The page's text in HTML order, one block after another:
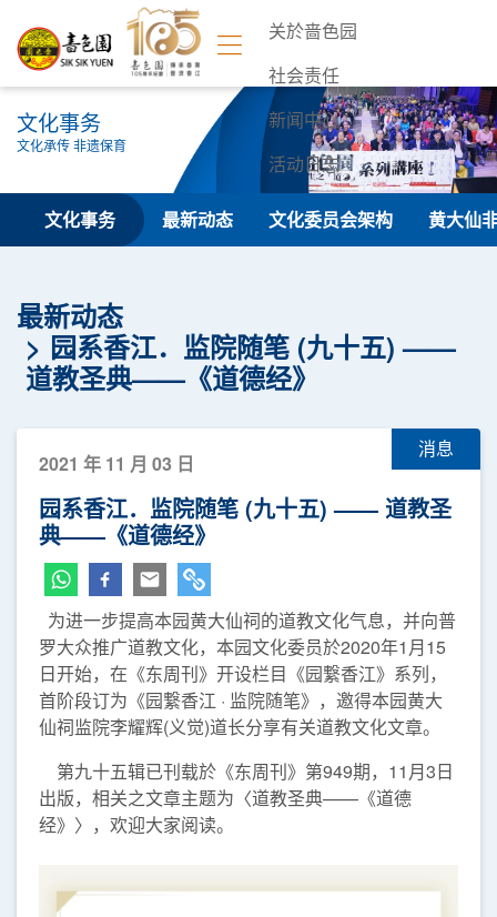
关於啬色园
社会责任
新闻中心
活动日志
联络我们
文化事务
文化承传 非遗保育
文化事务 最新动态 文化委员会架构 黄大仙
最新动态
园系香江．监院随笔 (九十五) ——
道教圣典——《道德经》
消息
2021 年 11 月 03 日
园系香江．监院随笔 (九十五) —— 道教圣
典——《道德经》
为进一步提高本园黄大仙祠的道教文化气息，并向普
罗大众推广道教文化，本园文化委员於2020年1月15
日开始，在《东周刊》开设栏目《园繋香江》系列，
首阶段订为《园繋香江 · 监院随笔》，邀得本园黄大
仙祠监院李耀辉(义觉)道长分享有关道教文化文章。
第九十五辑已刊载於《东周刊》第949期，11月3日
出版，相关之文章主题为〈道教圣典——《道德
经》〉，欢迎大家阅读。